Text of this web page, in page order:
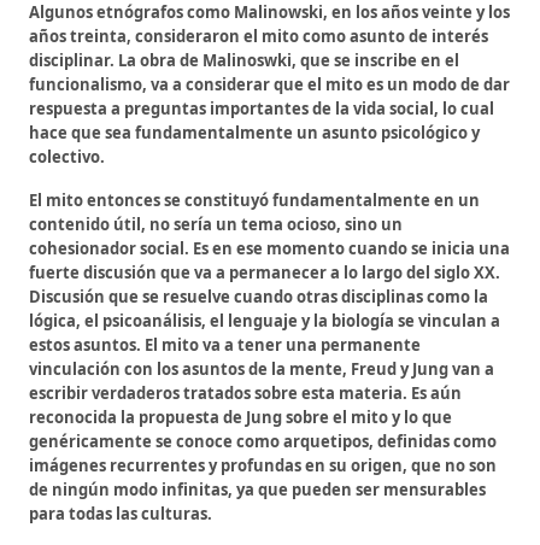
Algunos etnógrafos como Malinowski, en los años veinte y los
años treinta, consideraron el mito como asunto de interés
disciplinar. La obra de Malinoswki, que se inscribe en el
funcionalismo, va a considerar que el mito es un modo de dar
respuesta a preguntas importantes de la vida social, lo cual
hace que sea fundamentalmente un asunto psicológico y
colectivo.
El mito entonces se constituyó fundamentalmente en un
contenido útil, no sería un tema ocioso, sino un
cohesionador social. Es en ese momento cuando se inicia una
fuerte discusión que va a permanecer a lo largo del siglo XX.
Discusión que se resuelve cuando otras disciplinas como la
lógica, el psicoanálisis, el lenguaje y la biología se vinculan a
estos asuntos. El mito va a tener una permanente
vinculación con los asuntos de la mente, Freud y Jung van a
escribir verdaderos tratados sobre esta materia. Es aún
reconocida la propuesta de Jung sobre el mito y lo que
genéricamente se conoce como arquetipos, definidas como
imágenes recurrentes y profundas en su origen, que no son
de ningún modo infinitas, ya que pueden ser mensurables
para todas las culturas.